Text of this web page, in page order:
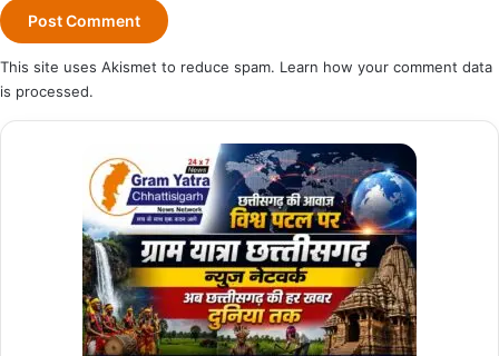
This site uses Akismet to reduce spam. Learn how your comment data
is processed.